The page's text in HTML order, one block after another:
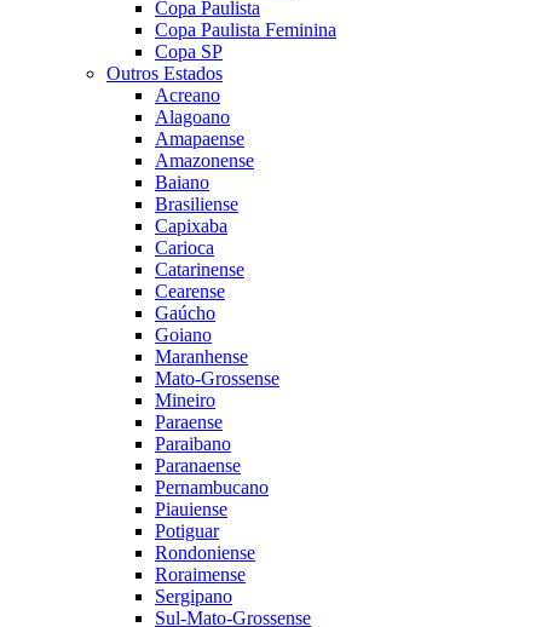
Copa Paulista
Copa Paulista Feminina
Copa SP
Outros Estados
Acreano
Alagoano
Amapaense
Amazonense
Baiano
Brasiliense
Capixaba
Carioca
Catarinense
Cearense
Gaúcho
Goiano
Maranhense
Mato-Grossense
Mineiro
Paraense
Paraibano
Paranaense
Pernambucano
Piauiense
Potiguar
Rondoniense
Roraimense
Sergipano
Sul-Mato-Grossense